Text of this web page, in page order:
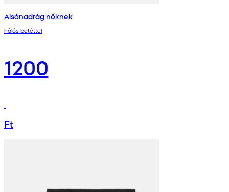
Alsónadrág nőknek
hálós betéttel
1200
Ft